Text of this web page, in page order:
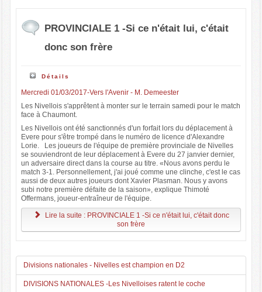
PROVINCIALE 1 -Si ce n'était lui, c'était
donc son frère
Détails
Mercredi 01/03/2017-Vers l'Avenir - M. Demeester
Les Nivellois s'apprêtent à monter sur le terrain samedi pour le match
face à Chaumont.
Les Nivellois ont été sanctionnés d'un forfait lors du déplacement à
Evere pour s'être trompé dans le numéro de licence d'Alexandre
Lorie. Les joueurs de l'équipe de première provinciale de Nivelles
se souviendront de leur déplacement à Evere du 27 janvier dernier,
un adversaire direct dans la course au titre. «Nous avons perdu le
match 3-1. Personnellement, j'ai joué comme une clinche, c'est le cas
aussi de deux autres joueurs dont Xavier Plasman. Nous y avons
subi notre première défaite de la saison», explique Thimoté
Offermans, joueur-entraîneur de l'équipe.
Lire la suite : PROVINCIALE 1 -Si ce n'était lui, c'était donc
son frère
Divisions nationales - Nivelles est champion en D2
DIVISIONS NATIONALES -Les Nivelloises ratent le coche